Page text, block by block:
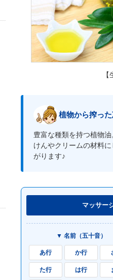
植物から搾っ
豊富な種類を持つ植物
けんやクリームの材料
がります♪
マッサー
▼ 名前（五十音）
あ行 か行
た行 は行